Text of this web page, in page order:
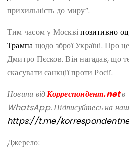
прихильність до миру”.
Тим часом у Москвіпозитивно
Трампа щодо зброї Україні. Про
Дмитро Пєсков. Він нагадав, що
скасувати санкції проти Росії.
Новини відКорреспондент.netв
WhatsApp. Підписуйтесь на
https://t.me/
Джерело: